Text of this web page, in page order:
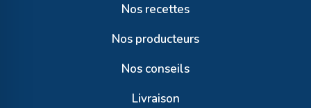
Nos recettes
Nos producteurs
Nos conseils
Livraison